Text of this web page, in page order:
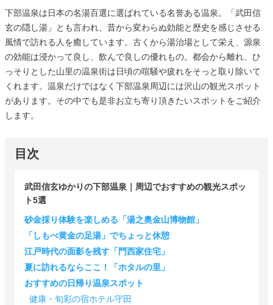
下部温泉は日本の名湯百選に選ばれている名誉ある温泉。「武田信
玄の隠し湯」とも言われ、昔から変わらぬ効能と歴史を感じさせる
風情で訪れる人を癒しています。古くから湯治場として栄え、源泉
の効能は浸かって良し、飲んで良しの優れもの。都会から離れ、ひ
っそりとした山里の温泉街は日頃の喧騒や疲れをそっと取り除いて
くれます。温泉だけではなく下部温泉周辺には沢山の観光スポット
があります。その中でも是非お立ち寄り頂きたいスポットをご紹介
します。
目次
武田信玄ゆかりの下部温泉｜周辺でおすすめの観光スポッ
ト5選
砂金採り体験を楽しめる「湯之奥金山博物館」
「しもべ黄金の足湯」でちょっと休憩
江戸時代の面影を残す「門西家住宅」
夏に訪れるならここ！「ホタルの里」
おすすめの日帰り温泉スポット
健康・旬彩の宿ホテル守田